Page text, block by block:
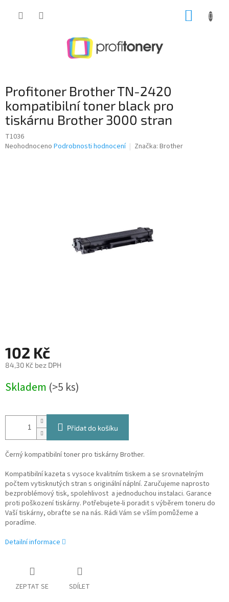
Profitoner Brother TN-2420
kompatibilní toner black pro
tiskárnu Brother 3000 stran
T1036
Průměrné
Neohodnoceno Podrobnosti hodnocení Značka: Brother
102 Kč
84,30 Kč bez DPH
cena:
Skladem (>5 ks)
Přidat do košíku
Černý kompatibilní toner pro tiskárny Brother.
Kompatibilní kazeta s vysoce kvalitním tiskem a se srovnatelným
počtem vytisknutých stran s originální náplní. Zaručujeme naprosto
bezproblémový tisk, spolehlivost a jednoduchou instalaci. Garance
proti poškození tiskárny. Potřebujete-li poradit s výběrem toneru do
Vaší tiskárny, obraťte se na nás. Rádi Vám se vším pomůžeme a
poradíme.
Detailní informace
ZEPTAT SE SDÍLET